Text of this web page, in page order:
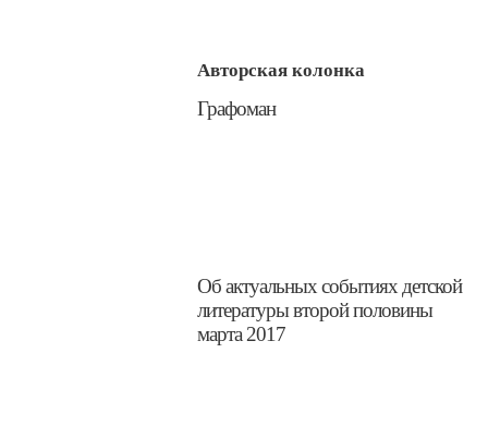
Авторская колонка
Графоман
​Об актуальных событиях детской
литературы второй половины
марта 2017